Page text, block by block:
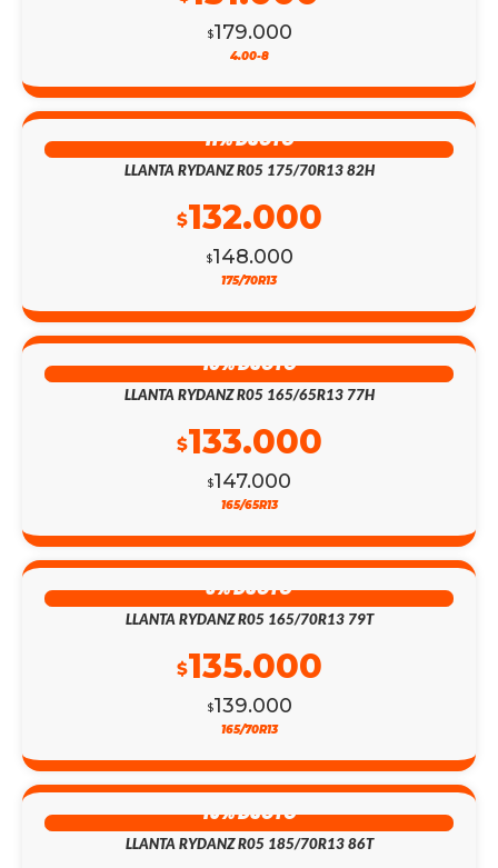
$179.000
4.00-8
11% DSCTO
LLANTA RYDANZ R05 175/70R13 82H
$148.000
$132.000
175/70R13
10% DSCTO
LLANTA RYDANZ R05 165/65R13 77H
$147.000
$133.000
165/65R13
3% DSCTO
LLANTA RYDANZ R05 165/70R13 79T
$139.000
$135.000
165/70R13
15% DSCTO
LLANTA RYDANZ R05 185/70R13 86T